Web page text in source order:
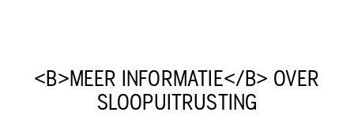
<B>MEER INFORMATIE</B> OVER
SLOOPUITRUSTING